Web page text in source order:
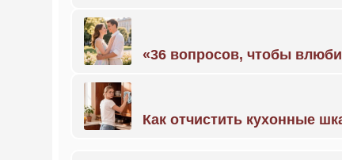
«36 вопросов, чтобы
Как отчистить кухонные